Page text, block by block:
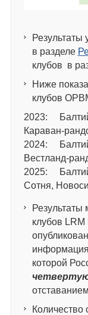
Результаты
в разделе
клубов в
Ниже
клубов
2023:
Караван-
2024:
Вестланд-
2025:
Сотня,
Результаты
клубов
информация
которой
Количество